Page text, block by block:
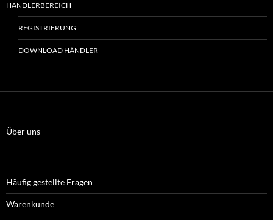
HÄNDLERBEREICH
REGISTRIERUNG
DOWNLOAD HÄNDLER
Über uns
Häufig gestellte Fragen
Warenkunde